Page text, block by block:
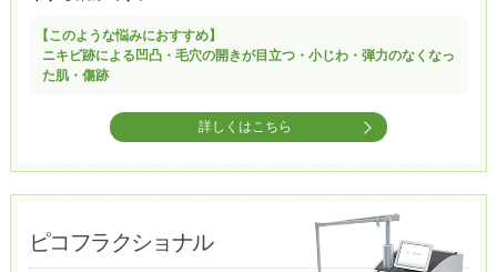
【このような悩みにおすすめ】
ニキビ跡による凹凸・毛穴の開きが目立つ・小じわ・弾力のなくなっ
た肌・傷跡
詳しくはこちら
ピコフラクショナル